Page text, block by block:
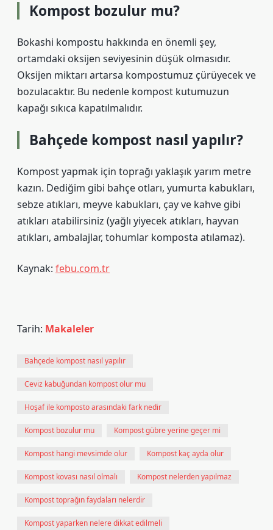
Kompost bozulur mu?
Bokashi kompostu hakkında en önemli şey,
ortamdaki oksijen seviyesinin düşük olmasıdır.
Oksijen miktarı artarsa ​​kompostumuz çürüyecek ve
bozulacaktır. Bu nedenle kompost kutumuzun
kapağı sıkıca kapatılmalıdır.
Bahçede kompost nasıl yapılır?
Kompost yapmak için toprağı yaklaşık yarım metre
kazın. Dediğim gibi bahçe otları, yumurta kabukları,
sebze atıkları, meyve kabukları, çay ve kahve gibi
atıkları atabilirsiniz (yağlı yiyecek atıkları, hayvan
atıkları, ambalajlar, tohumlar komposta atılamaz).
Kaynak: febu.com.tr
Tarih: Makaleler
Bahçede kompost nasıl yapılır
Ceviz kabuğundan kompost olur mu
Hoşaf ile komposto arasındaki fark nedir
Kompost bozulur mu Kompost gübre yerine geçer mi
Kompost hangi mevsimde olur Kompost kaç ayda olur
Kompost kovası nasıl olmalı Kompost nelerden yapılmaz
Kompost toprağın faydaları nelerdir
Kompost yaparken nelere dikkat edilmeli